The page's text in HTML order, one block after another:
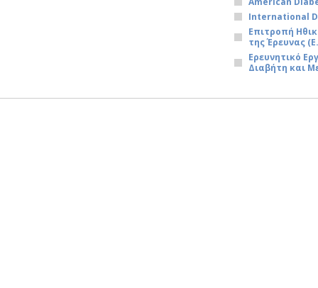
International
Επιτροπή
της Έρευνας
Ερευνητικό
Διαβήτη και